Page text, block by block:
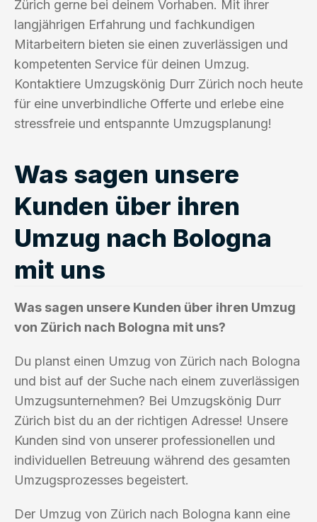
Zürich gerne bei deinem Vorhaben. Mit ihrer
langjährigen Erfahrung und fachkundigen
Mitarbeitern bieten sie einen zuverlässigen und
kompetenten Service für deinen Umzug.
Kontaktiere Umzugskönig Durr Zürich noch heute
für eine unverbindliche Offerte und erlebe eine
stressfreie und entspannte Umzugsplanung!
Was sagen unsere
Kunden über ihren
Umzug nach Bologna
mit uns
Was sagen unsere Kunden über ihren Umzug
von Zürich nach Bologna mit uns?
Du planst einen Umzug von Zürich nach Bologna
und bist auf der Suche nach einem zuverlässigen
Umzugsunternehmen? Bei Umzugskönig Durr
Zürich bist du an der richtigen Adresse! Unsere
Kunden sind von unserer professionellen und
individuellen Betreuung während des gesamten
Umzugsprozesses begeistert.
Der Umzug von Zürich nach Bologna kann eine